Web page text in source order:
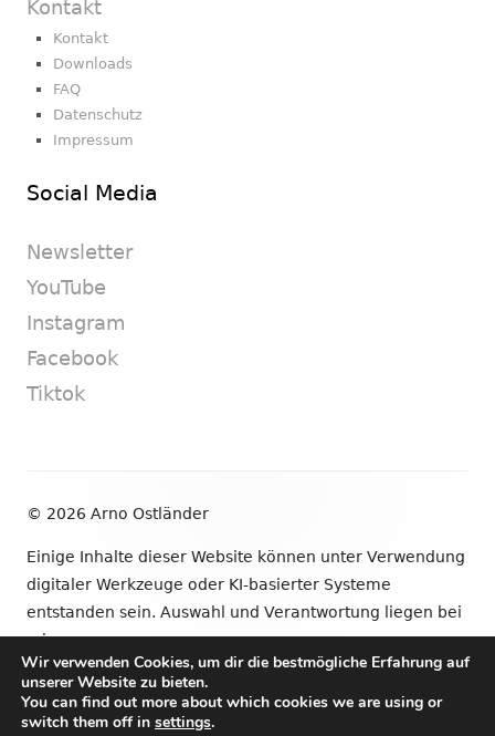
Kontakt
Kontakt
Downloads
FAQ
Datenschutz
Impressum
Social Media
Newsletter
YouTube
Instagram
Facebook
Tiktok
© 2026 Arno Ostländer
Einige Inhalte dieser Website können unter Verwendung
digitaler Werkzeuge oder KI-basierter Systeme
entstanden sein. Auswahl und Verantwortung liegen bei
mir.
•VerwendetTiny Framework
Wir verwenden Cookies, um dir die bestmögliche Erfahrung auf
unserer Website zu bieten.
You can find out more about which cookies we are using or
switch them off in settings.